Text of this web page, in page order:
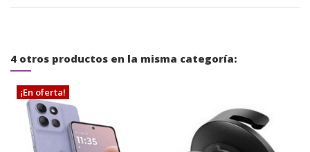
4 otros productos en la misma categoría:
¡En oferta!